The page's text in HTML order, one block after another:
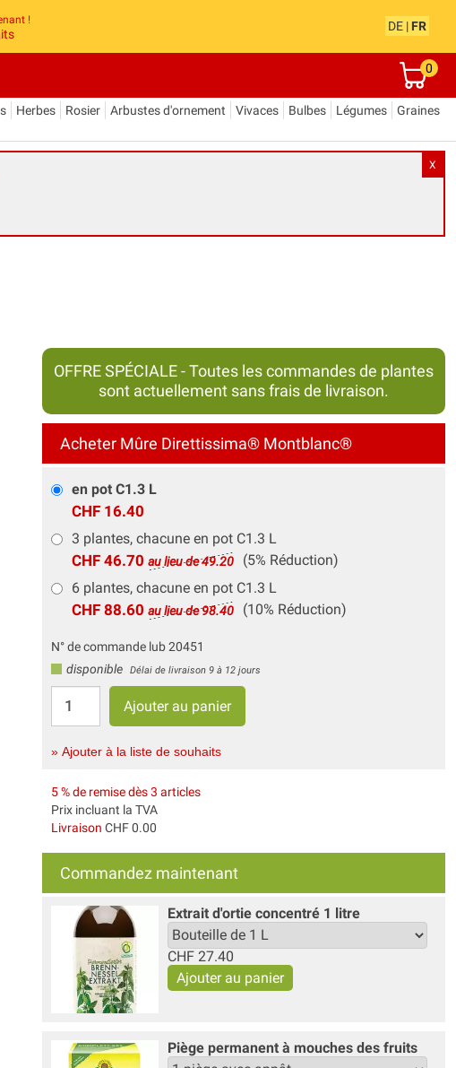
! DE | FR
0
Herbes Rosier Arbustes d'ornement Vivaces Bulbes Légumes
Graines
X
OFFRE SPÉCIALE - Toutes les commandes de plantes
sont actuellement sans frais de livraison.
Acheter Mûre Direttissima® Montblanc®
en pot C1.3 L
CHF 16.40
3 plantes, chacune en pot C1.3 L
CHF 46.70 au lieu de 49.20
(5% Réduction)
6 plantes, chacune en pot C1.3 L
CHF 88.60 au lieu de 98.40 (10% Réduction)
N° de commande lub 20451
disponible
Délai de livraison 9 à 12 jours
» Ajouter à la liste de souhaits
5 % de remise dès 3 articles
Prix incluant la TVA
Livraison CHF 0.00
Commandez maintenant
Extrait d'ortie concentré 1 litre
CHF 27.40
Piège permanent à mouches des fruits